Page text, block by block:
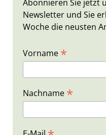
Abonnieren Sie jetzt
Newsletter und Sie
Woche die neusten
Vorname *
Nachname *